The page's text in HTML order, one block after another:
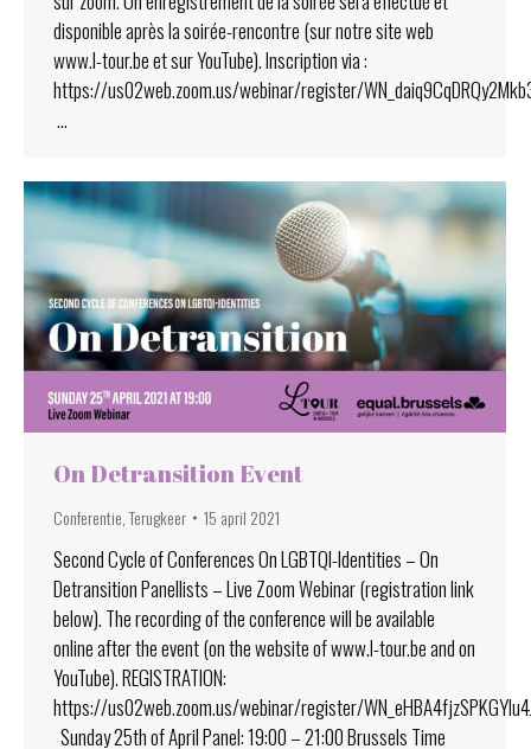
disponible après la soirée-rencontre (sur notre site web
www.l-tour.be et sur YouTube). Inscription via :
https://us02web.zoom.us/webinar/register/
…
On Detransition Event
Conferentie,Terugkeer 15 april 2021
Second Cycle of Conferences On LGBTQI-Identities – On
Detransition Panellists – Live Zoom Webinar (registration link
below). The recording of the conference will be available
online after the event (on the website of www.l-tour.be and on
YouTube). REGISTRATION:
https://us02web.zoom.us/webinar/register/
Sunday 25th of April Panel: 19:00 – 21:00 Brussels Time